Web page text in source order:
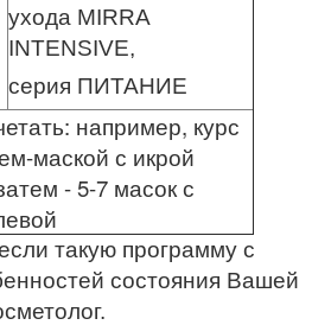
ухода MIRRA
INTENSIVE,
серия ПИТАНИЕ
например, курс
маской с икрой
- 5-7 масок с
такую программу с
состояния Вашей